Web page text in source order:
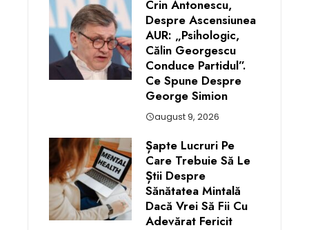
Crin Antonescu,
Despre Ascensiunea
AUR: „Psihologic,
Călin Georgescu
Conduce Partidul”.
Ce Spune Despre
George Simion
august 9, 2026
Șapte Lucruri Pe
Care Trebuie Să Le
Știi Despre
Sănătatea Mintală
Dacă Vrei Să Fii Cu
Adevărat Fericit